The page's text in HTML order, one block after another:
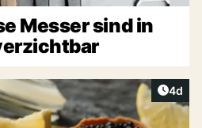
Messer sind in
4d